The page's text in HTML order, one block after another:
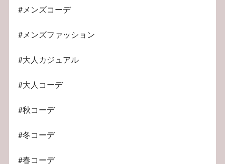
#メンズコーデ
#メンズファッション
#大人カジュアル
#大人コーデ
#秋コーデ
#冬コーデ
#春コーデ